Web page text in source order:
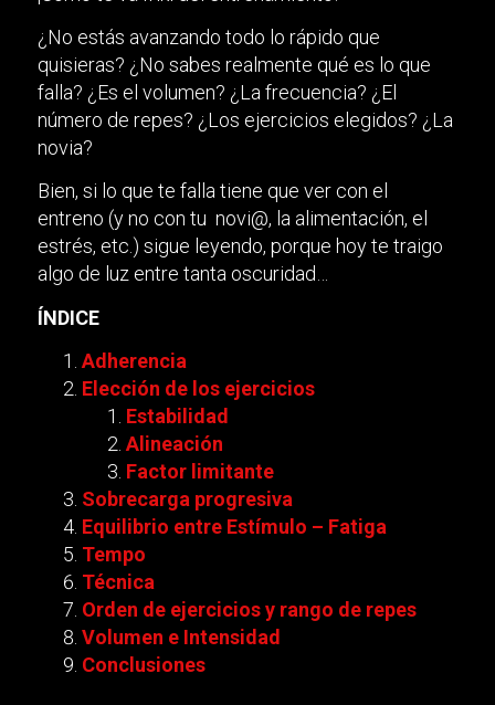
¿No estás avanzando todo lo rápido que
quisieras? ¿No sabes realmente qué es lo que
falla? ¿Es el volumen? ¿La frecuencia? ¿El
número de repes? ¿Los ejercicios elegidos? ¿La
novia?
Bien, si lo que te falla tiene que ver con el
entreno (y no con tu novi@, la alimentación, el
estrés, etc.) sigue leyendo, porque hoy te traigo
algo de luz entre tanta oscuridad…
ÍNDICE
Adherencia
Elección de los ejercicios
Estabilidad
Alineación
Factor limitante
Sobrecarga progresiva
Equilibrio entre Estímulo – Fatiga
Tempo
Técnica
Orden de ejercicios y rango de repes
Volumen e Intensidad
Conclusiones